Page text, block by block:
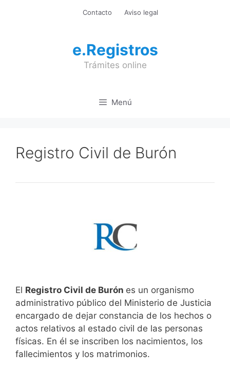
Contacto Aviso legal
e.Registros
Trámites online
Menú
Registro Civil de Burón
El Registro Civil de Burón es un organismo
administrativo público del Ministerio de Justicia
encargado de dejar constancia de los hechos o
actos relativos al estado civil de las personas
físicas. En él se inscriben los nacimientos, los
fallecimientos y los matrimonios.